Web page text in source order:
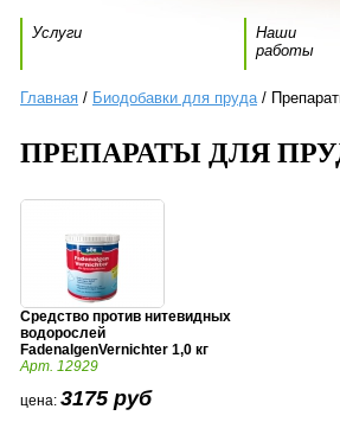
Услуги
Наши
работы
Главная / Биодобавки для пруда/
ПРЕПАРАТЫ ДЛЯ
Средство против нитевидных
водорослей
FadenalgenVernichter 1,0 кг
Арт. 12929
цена: 3175 руб